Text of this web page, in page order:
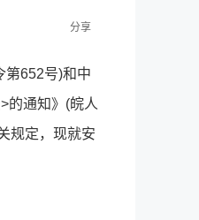
分享
第652号)和中
的通知》(皖人
规定，现就安